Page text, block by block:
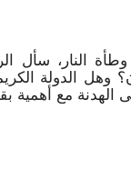
النار، سأل
وهل الدولة
مع أهمية